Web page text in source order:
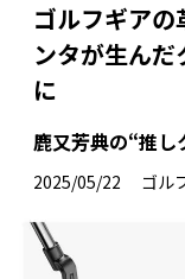
ゴルフギア
ンタが生ん
に
鹿又芳典の“推し
2025/05/22 ゴル